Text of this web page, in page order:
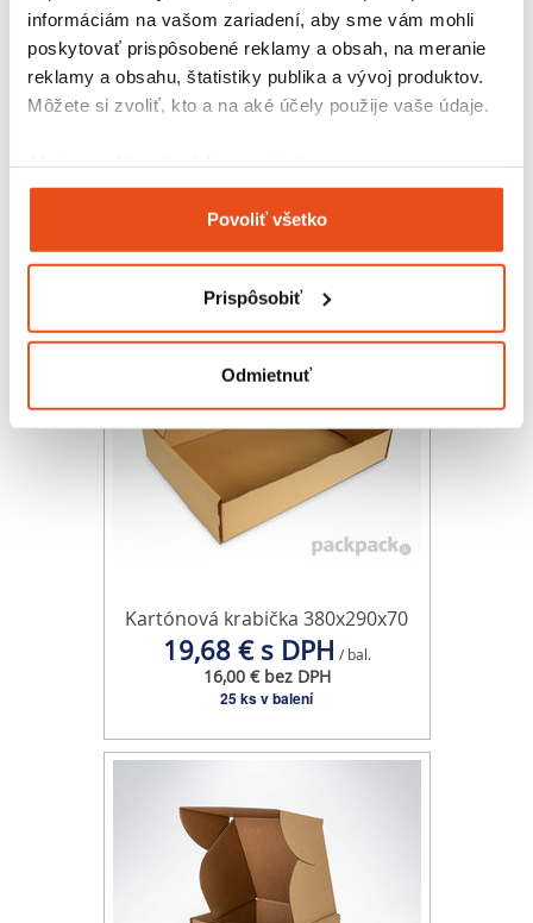
informáciám na vašom zariadení, aby sme vám mohli
poskytovať prispôsobené reklamy a obsah, na meranie
reklamy a obsahu, štatistiky publika a vývoj produktov.
Môžete si zvoliť, kto a na aké účely použije vaše údaje.
Zhromažďovať informácie o vašej geografickej
polohe s presnosťou na niekoľko metrov
Identifikovať vaše zariadenie aktívnym
Viac informácií o tom, ako sa spracúvajú vaše osobné
údaje, nájdete v časti svašimi nastaveniami
o používaní súborov cookie.
Na prispôsobenie obsahu a reklám, poskytovanie funkcií
sociálnych médií a analýzu návštevnosti používame
súbory cookie. Informácie o tom, ako používate naše
môžu príslušné informácie skombinovať s ďalšími
údajmi, ktoré ste im poskytli alebo ktoré od vás získali,
keď ste používali ich služby.
Povoliť všetko
Prispôsobiť
Odmietnuť
Kartónová krabička 200x195x60
Kartónová krabička 380x290x70
19,68 € s DPH / bal.
16,00 € bez DPH
25 ks v balení